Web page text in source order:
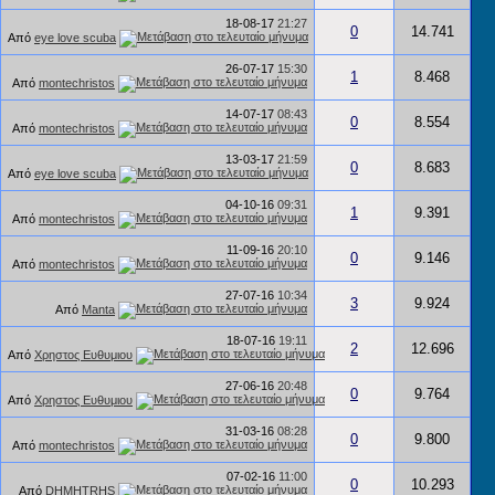
18-08-17 21:27
Από eye love scuba 0 14.741
26-07-17 15:30
Από montechristos 1 8.468
14-07-17 08:43
Από montechristos 0 8.554
13-03-17 21:59
Από eye love scuba 0 8.683
04-10-16 09:31
Από montechristos 1 9.391
11-09-16 20:10
Από montechristos 0 9.146
27-07-16 10:34
Από Manta 3 9.924
18-07-16 19:11
Από Χρηστος Ευθυμιου 2 12.696
27-06-16 20:48
Από Χρηστος Ευθυμιου 0 9.764
31-03-16 08:28
Από montechristos 0 9.800
07-02-16 11:00
Από DHMHTRHS 0 10.293